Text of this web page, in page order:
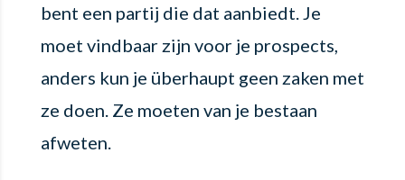
bent een partij die dat aanbiedt. Je
moet vindbaar zijn voor je prospects,
anders kun je überhaupt geen zaken met
ze doen. Ze moeten van je bestaan
afweten.